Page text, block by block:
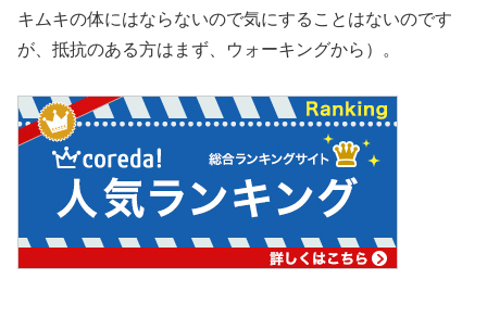
キムキの体にはならないので気にすることはないのです
が、抵抗のある方はまず、ウォーキングから）。